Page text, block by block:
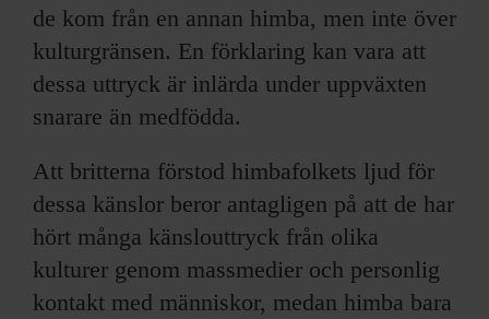
de kom från en annan himba, men inte över
kulturgränsen. En förklaring kan vara att
dessa uttryck är inlärda under uppväxten
snarare än medfödda.
Att britterna förstod himbafolkets ljud för
dessa känslor beror antagligen på att de har
hört många känslouttryck från olika
kulturer genom massmedier och personlig
kontakt med människor, medan himba bara